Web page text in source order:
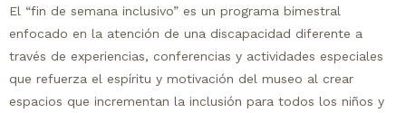
El “fin de semana inclusivo” es un programa bimestral
enfocado en la atención de una discapacidad diferente a
través de experiencias, conferencias y actividades especiales
que refuerza el espíritu y motivación del museo al crear
espacios que incrementan la inclusión para todos los niños y